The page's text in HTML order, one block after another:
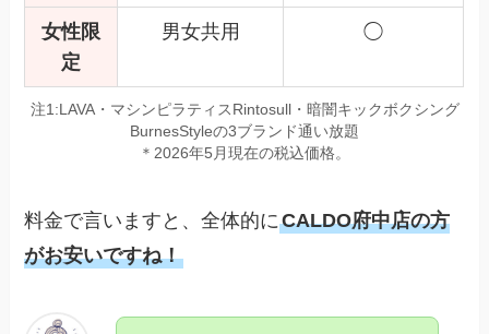
女性限
定
男女共用 ◯
注1:LAVA・マシンピラティスRintosull・暗闇キックボクシング
BurnesStyleの3ブランド通い放題
＊2026年5月現在の税込価格。
料金で言いますと、全体的にCALDO府中店の方
がお安いですね！